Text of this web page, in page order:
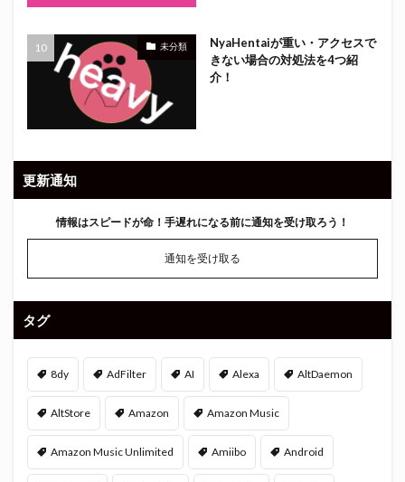
未分類
NyaHentaiが重い・アクセスで
きない場合の対処法を4つ紹
介！
更新通知
情報はスピードが命！ 手遅れになる前に通知を受け取ろう！
通知を受け取る
タグ
8dy AdFilter AI Alexa AltDaemon
AltStore Amazon Amazon Music
Amazon Music Unlimited Amiibo Android